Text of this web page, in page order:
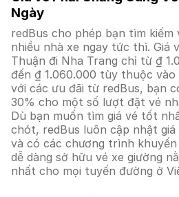
Ngày
redBus cho phép bạn tìm kiếm
nhiều nhà xe ngay tức thì. Giá
Thuận đi Nha Trang chỉ từ ₫
đến ₫ 1.060.000 tùy thuộc
với các ưu đãi từ redBus, bạn
30% cho một số lượt đặt vé
Dù bạn muốn tìm giá vé tốt
chót, redBus luôn cập nhật
và có các chương trình
dễ dàng sở hữu vé xe giường
nhất cho mọi tuyến đường ở